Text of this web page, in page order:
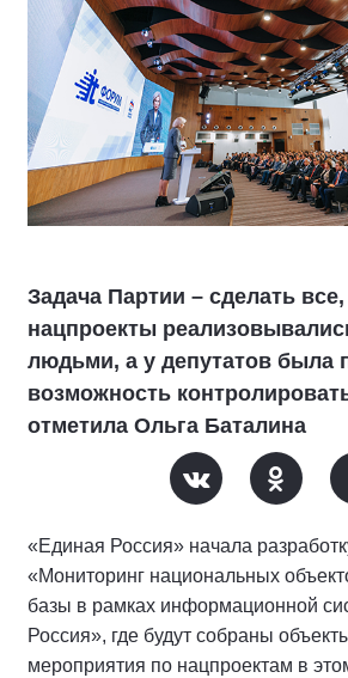
Задача Партии – сделать
нацпроекты
людьми, а у депутатов была
возможность
отметила Ольга Баталина
«Единая Россия» начала
«Мониторинг национальных
базы в рамках информационной
Россия», где будут собраны
мероприятия по нацпроектам в